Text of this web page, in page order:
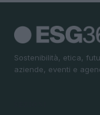
Sostenibilità, etica,
aziende, eventi e